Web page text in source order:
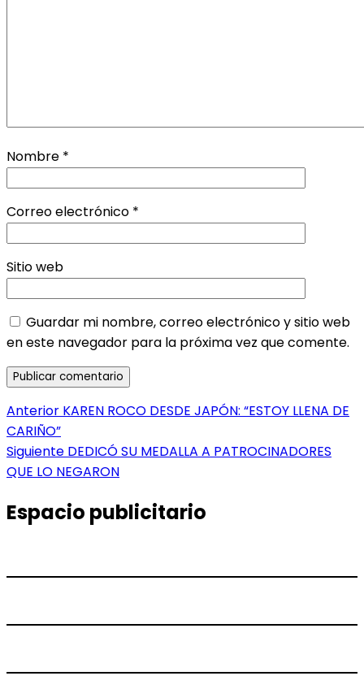
Nombre *
Correo electrónico *
Sitio web
Guardar mi nombre, correo electrónico y sitio web
en este navegador para la próxima vez que comente.
Navegación
de
entradas
Anterior Entrada
KAREN ROCO DESDE JAPÓN: “ESTOY LLENA DE
CARIÑO”
Siguiente Entrada
siguiente:
DEDICÓ SU MEDALLA A PATROCINADORES
QUE LO NEGARON
Espacio publicitario